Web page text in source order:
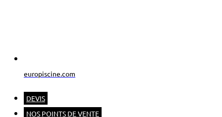
europiscine.com
DEVIS
NOS POINTS DE VENTE